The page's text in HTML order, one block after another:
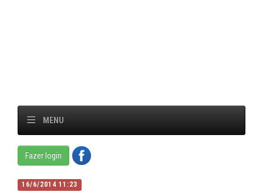
MENU
Fazer login
16/6/2014 11:23